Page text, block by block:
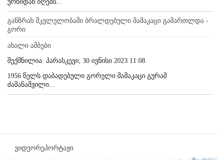
ურნიდან იღებს...
განზრახ მკვლელობაში ბრალდებული მამაკაცი გამართლდა -
გორი
ახალი ამბები
შექმნილია: პარასკევი, 30 ივნისი 2023 11:08
1956 წელს დაბადებული გორელი მამაკაცი გურამ
ძამანაშვილი...
ვიდეორეპორტაჟი